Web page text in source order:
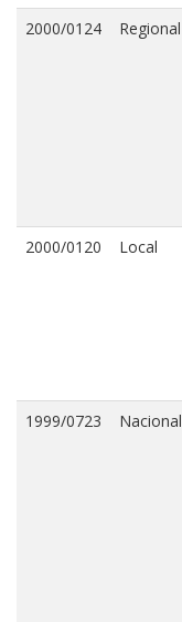
2000/0124 Regional
2000/0120 Local
1999/0723 Nacional